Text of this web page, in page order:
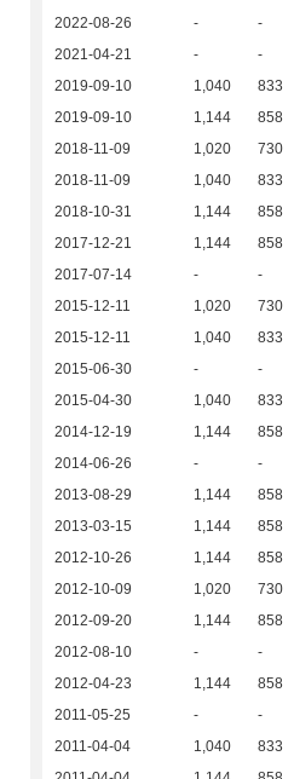
2022-08-26 - -
2021-04-21
- -
2019-09-10
1,040 833
2019-09-10
1,144 858
2018-11-09
1,020 730
2018-11-09
1,040 833
2018-10-31
1,144 858
2017-12-21
1,144 858
2017-07-14
- -
2015-12-11
1,020 730
2015-12-11
1,040 833
2015-06-30
- -
2015-04-30
1,040 833
2014-12-19
1,144 858
2014-06-26
- -
2013-08-29
1,144 858
2013-03-15
1,144 858
2012-10-26
1,144 858
2012-10-09
1,020 730
2012-09-20
1,144 858
2012-08-10
- -
2012-04-23
1,144 858
2011-05-25
- -
2011-04-04
1,040 833